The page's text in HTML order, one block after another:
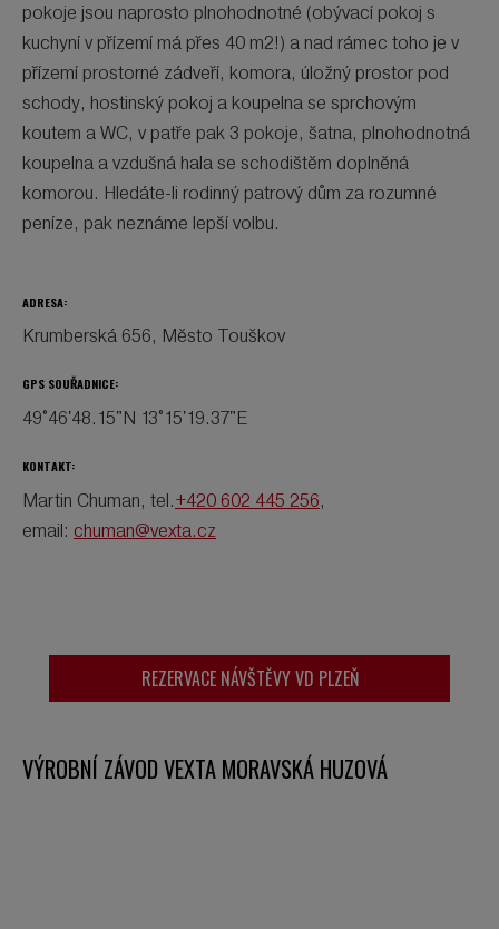
pokoje jsou naprosto plnohodnotné (obývací pokoj s
kuchyní v přízemí má přes 40 m2!) a nad rámec toho je v
přízemí prostorné zádveří, komora, úložný prostor pod
schody, hostinský pokoj a koupelna se sprchovým
koutem a WC, v patře pak 3 pokoje, šatna, plnohodnotná
koupelna a vzdušná hala se schodištěm doplněná
komorou. Hledáte-li rodinný patrový dům za rozumné
peníze, pak neznáme lepší volbu.
ADRESA:
Krumberská 656, Město Touškov
GPS SOUŘADNICE:
49°46'48.15"N 13°15'19.37"E
KONTAKT:
Martin Chuman, tel. +420 602 445 256 ,
email: chuman@vexta.cz
REZERVACE NÁVŠTĚVY VD PLZEŇ
VÝROBNÍ ZÁVOD VEXTA MORAVSKÁ HUZOVÁ